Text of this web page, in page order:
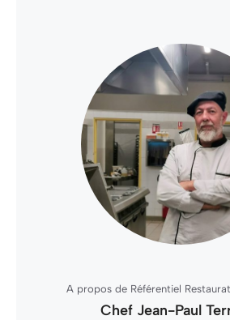
A propos de Référentiel
Chef Jean-Paul